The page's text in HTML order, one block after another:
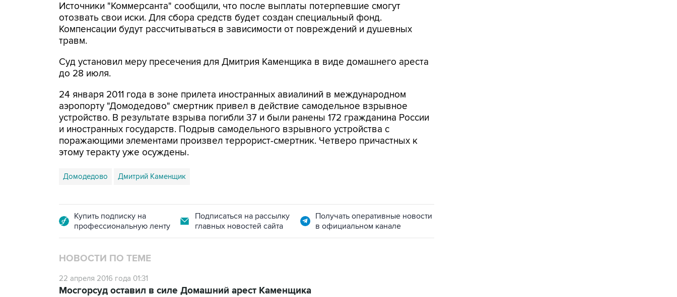
Источники "Коммерсанта" сообщили, что после выплаты потерпевшие смогут
отозвать свои иски. Для сбора средств будет создан специальный фонд.
Компенсации будут рассчитываться в зависимости от повреждений и душевных
травм.
Суд установил меру пресечения для Дмитрия Каменщика в виде домашнего ареста
до 28 июля.
24 января 2011 года в зоне прилета иностранных авиалиний в международном
аэропорту "Домодедово" смертник привел в действие самодельное взрывное
устройство. В результате взрыва погибли 37 и были ранены 172 гражданина России
и иностранных государств. Подрыв самодельного взрывного устройства с
поражающими элементами произвел террорист-смертник. Четверо причастных к
этому теракту уже осуждены.
Домодедово Дмитрий Каменщик
Купить подписку на
профессиональную ленту
Подписаться на рассылку
главных новостей сайта
Получать оперативные новости
в официальном канале
НОВОСТИ ПО ТЕМЕ
22 апреля 2016 года 01:31
Мосгорсуд оставил в силе Домашний арест Каменщика